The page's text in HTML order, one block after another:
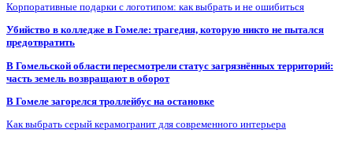
Корпоративные подарки с логотипом: как выбрать и не ошибиться
Убийство в колледже в Гомеле: трагедия, которую никто не пытался
предотвратить
В Гомельской области пересмотрели статус загрязнённых территорий:
часть земель возвращают в оборот
В Гомеле загорелся троллейбус на остановке
Как выбрать серый керамогранит для современного интерьера